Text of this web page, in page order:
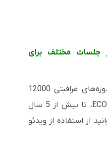
جلسات مختلف برای
با توجه به عمر لامپ و دوره‌های مراقبتی 12000
ECO
، تا بیش از 5 سال
از استفاده از ویدئو